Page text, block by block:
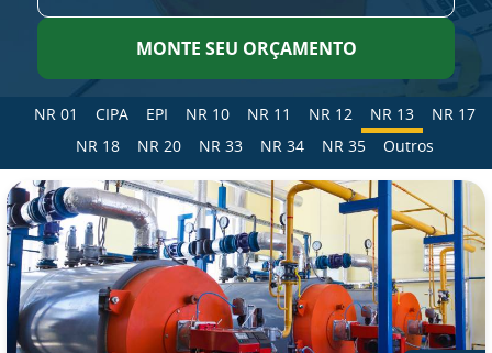
MONTE SEU ORÇAMENTO
NR 01 CIPA EPI NR 10 NR 11 NR 12 NR 13
NR 17
NR 18
NR 20 NR 33 NR 34 NR 35 Outros